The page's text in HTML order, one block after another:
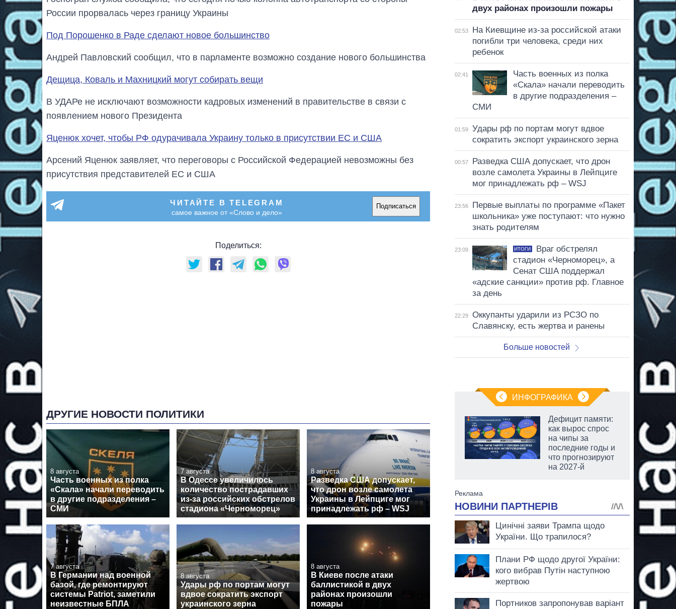
России прорвалась через границу Украины
Под Порошенко в Раде сделают новое большинство
Андрей Павловский сообщил, что в парламенте возможно создание нового большинства
Дещица, Коваль и Махницкий могут собирать вещи
В УДАРе не исключают возможности кадровых изменений в правительстве в связи с
появлением нового Президента
Яценюк хочет, чтобы РФ одурачивала Украину только в присутствии ЕС и США
Арсений Яценюк заявляет, что переговоры с Российской Федерацией невозможны без
присутствия представителей ЕС и США
ЧИТАЙТЕ В TELEGRAM
самое важное от «Слово и дело»
Подписаться
Поделиться:
ДРУГИЕ НОВОСТИ ПОЛИТИКИ
8 августа
Часть военных из полка
«Скала» начали переводить
в другие подразделения –
СМИ
7 августа
В Одессе увеличилось
количество пострадавших
из-за российских обстрелов
стадиона «Черноморец»
8 августа
Разведка США допускает,
что дрон возле самолета
Украины в Лейпциге мог
принадлежать рф – WSJ
7 августа
В Германии над военной
базой, где ремонтируют
системы Patriot, заметили
неизвестные БПЛА
8 августа
Удары рф по портам могут
вдвое сократить экспорт
украинского зерна
8 августа
В Киеве после атаки
баллистикой в двух
районах произошли
пожары
двух районах произошли пожары
02:53
На Киевщине из-за российской атаки
погибли три человека, среди них
ребенок
02:41
Часть военных из полка
«Скала» начали переводить
в другие подразделения –
СМИ
01:59
Удары рф по портам могут вдвое
сократить экспорт украинского зерна
00:57
Разведка США допускает, что дрон
возле самолета Украины в Лейпциге
мог принадлежать рф – WSJ
23:56
Первые выплаты по программе «Пакет
школьника» уже поступают: что нужно
знать родителям
23:09 ИТОГИ
Враг обстрелял
стадион «Черноморец», а
Сенат США поддержал
«адские санкции» против рф. Главное
за день
22:29
Оккупанты ударили из РСЗО по
Славянску, есть жертва и ранены
Больше новостей
ИНФОГРАФИКА
картофеля
выращивали в
Украине до и во
время большой
войны
Дефицит памяти:
как вырос спрос
на чипы за
последние годы и
что прогнозируют
на 2027-й